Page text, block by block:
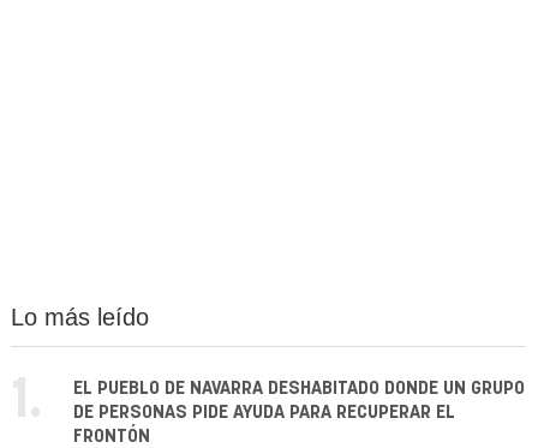
Lo más leído
1.
EL PUEBLO DE NAVARRA DESHABITADO DONDE UN GRUPO
DE PERSONAS PIDE AYUDA PARA RECUPERAR EL
FRONTÓN